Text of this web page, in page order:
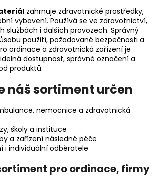
zahrnuje zdravotnické prostředky,
vybavení. Používá se ve zdravotnictví,
službách i dalších provozech. Správný
použití, požadované bezpečnosti a
ordinace a zdravotnická zařízení je
dostupnost, správné označení a
produktů.
náš sortiment určen
nemocnice a zdravotnická
školy a instituce
a zařízení následné péče
i individuální odběratele
pro ordinace, firmy